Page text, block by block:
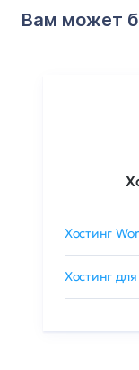
Вам может
Хостинг
Хостинг